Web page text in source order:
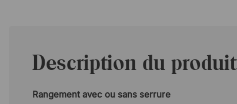
Description du produit
Rangement avec ou sans serrure